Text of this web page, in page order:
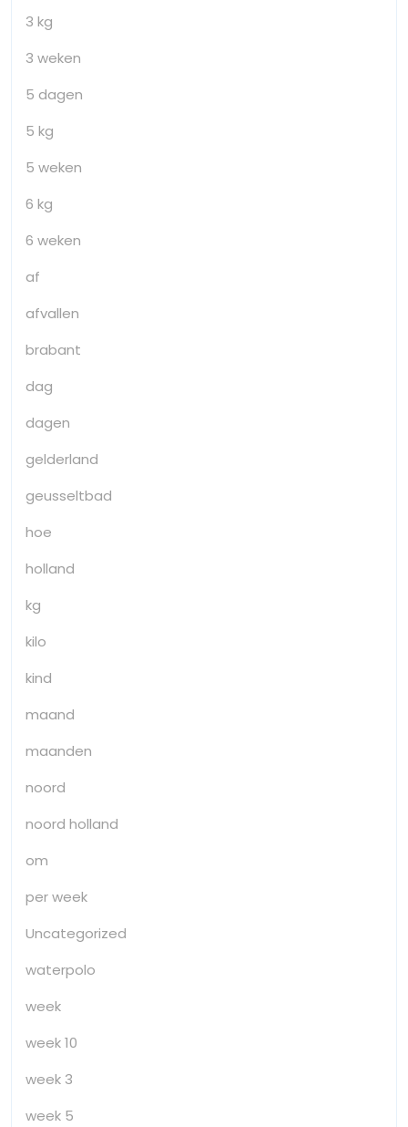
3 kg
3 weken
5 dagen
5 kg
5 weken
6 kg
6 weken
af
afvallen
brabant
dag
dagen
gelderland
geusseltbad
hoe
holland
kg
kilo
kind
maand
maanden
noord
noord holland
om
per week
Uncategorized
waterpolo
week
week 10
week 3
week 5